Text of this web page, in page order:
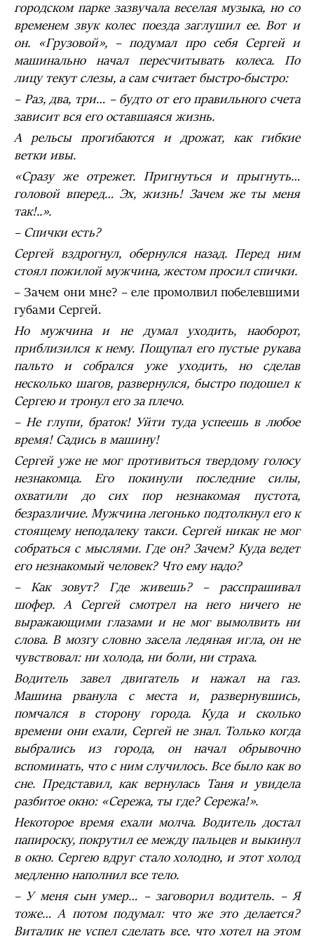
городском парке зазвучала веселая музыка, но со
временем звук колес поезда заглушил ее. Вот и
он. «Грузовой», – подумал про себя Сергей и
машинально начал пересчитывать колеса. По
лицу текут слезы, а сам считает быстро-быстро:
– Раз, два, три… – будто от его правильного счета
зависит вся его оставшаяся жизнь.
А рельсы прогибаются и дрожат, как гибкие
ветки ивы.
«Сразу же отрежет. Пригнуться и прыгнуть…
головой вперед… Эх, жизнь! Зачем же ты меня
так!..».
– Спички есть?
Сергей вздрогнул, обернулся назад. Перед ним
стоял пожилой мужчина, жестом просил спички.
– Зачем они мне? – еле промолвил побелевшими
губами Сергей.
Но мужчина и не думал уходить, наоборот,
приблизился к нему. Пощупал его пустые рукава
пальто и собрался уже уходить, но сделав
несколько шагов, развернулся, быстро подошел к
Сергею и тронул его за плечо.
– Не глупи, браток! Уйти туда успеешь в любое
время! Садись в машину!
Сергей уже не мог противиться твердому голосу
незнакомца. Его покинули последние силы,
охватили до сих пор незнакомая пустота,
безразличие. Мужчина легонько подтолкнул его к
стоящему неподалеку такси. Сергей никак не мог
собраться с мыслями. Где он? Зачем? Куда ведет
его незнакомый человек? Что ему надо?
– Как зовут? Где живешь? – расспрашивал
шофер. А Сергей смотрел на него ничего не
выражающими глазами и не мог вымолвить ни
слова. В мозгу словно засела ледяная игла, он не
чувствовал: ни холода, ни боли, ни страха.
Водитель завел двигатель и нажал на газ.
Машина рванула с места и, развернувшись,
помчался в сторону города. Куда и сколько
времени они ехали, Сергей не знал. Только когда
выбрались из города, он начал обрывочно
вспоминать, что с ним случилось. Все было как во
сне. Представил, как вернулась Таня и увидела
разбитое окно: «Сережа, ты где? Сережа!».
Некоторое время ехали молча. Водитель достал
папироску, покрутил ее между пальцев и выкинул
в окно. Сергею вдруг стало холодно, и этот холод
медленно наполнил все тело.
– У меня сын умер… – заговорил водитель. – Я
тоже… А потом подумал: что же это делается?
Виталик не успел сделать все, что хотел на этом